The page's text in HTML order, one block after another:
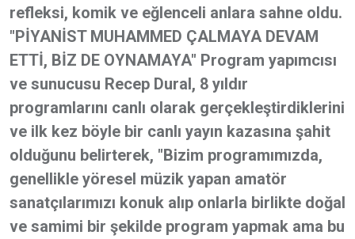
refleksi, komik ve eğlenceli anlara sahne oldu.
"PİYANİST MUHAMMED ÇALMAYA DEVAM
ETTİ, BİZ DE OYNAMAYA" Program yapımcısı
ve sunucusu Recep Dural, 8 yıldır
programlarını canlı olarak gerçekleştirdiklerini
ve ilk kez böyle bir canlı yayın kazasına şahit
olduğunu belirterek, "Bizim programımızda,
genellikle yöresel müzik yapan amatör
sanatçılarımızı konuk alıp onlarla birlikte doğal
ve samimi bir şekilde program yapmak ama bu